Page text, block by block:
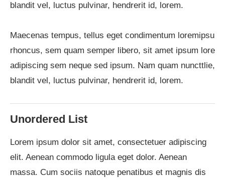
blandit vel, luctus pulvinar, hendrerit id, lorem.
Maecenas tempus, tellus eget condimentum loremipsu
rhoncus, sem quam semper libero, sit amet ipsum lore
adipiscing sem neque sed ipsum. Nam quam nuncttlie,
blandit vel, luctus pulvinar, hendrerit id, lorem.
Unordered List
Lorem ipsum dolor sit amet, consectetuer adipiscing
elit. Aenean commodo ligula eget dolor. Aenean
massa. Cum sociis natoque penatibus et magnis dis